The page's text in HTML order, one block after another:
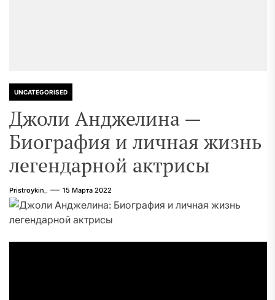
UNCATEGORISED
Джоли Анджелина —
Биография и личная жизнь
легендарной актрисы
Pristroykin_ 15 Марта 2022